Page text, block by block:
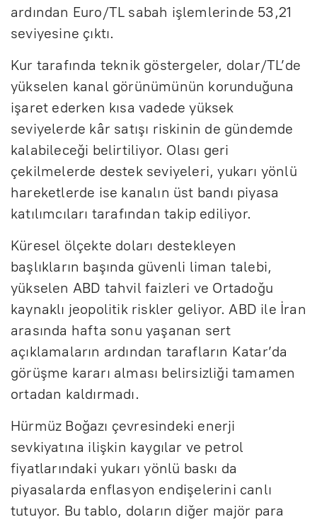
ardından Euro/TL sabah işlemlerinde 53,21
seviyesine çıktı.
Kur tarafında teknik göstergeler, dolar/TL’de
yükselen kanal görünümünün korunduğuna
işaret ederken kısa vadede yüksek
seviyelerde kâr satışı riskinin de gündemde
kalabileceği belirtiliyor. Olası geri
çekilmelerde destek seviyeleri, yukarı yönlü
hareketlerde ise kanalın üst bandı piyasa
katılımcıları tarafından takip ediliyor.
Küresel ölçekte doları destekleyen
başlıkların başında güvenli liman talebi,
yükselen ABD tahvil faizleri ve Ortadoğu
kaynaklı jeopolitik riskler geliyor. ABD ile İran
arasında hafta sonu yaşanan sert
açıklamaların ardından tarafların Katar’da
görüşme kararı alması belirsizliği tamamen
ortadan kaldırmadı.
Hürmüz Boğazı çevresindeki enerji
sevkiyatına ilişkin kaygılar ve petrol
fiyatlarındaki yukarı yönlü baskı da
piyasalarda enflasyon endişelerini canlı
tutuyor. Bu tablo, doların diğer majör para